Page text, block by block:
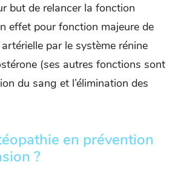
but de relancer la fonction
effet pour fonction majeure de
par le système rénine
(ses autres fonctions sont
du sang et l’élimination des
en prévention
?